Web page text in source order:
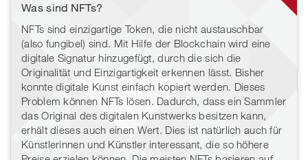
Was sind NFTs?
NFTs sind einzigartige Token, die nicht austauschbar
(also fungibel) sind. Mit Hilfe der Blockchain wird eine
digitale Signatur hinzugefügt, durch die sich die
Originalität und Einzigartigkeit erkennen lässt. Bisher
konnte digitale Kunst einfach kopiert werden. Dieses
Problem können NFTs lösen. Dadurch, dass ein Sammler
das Original des digitalen Kunstwerks besitzen kann,
erhält dieses auch einen Wert. Dies ist natürlich auch für
Künstlerinnen und Künstler interessant, die so höhere